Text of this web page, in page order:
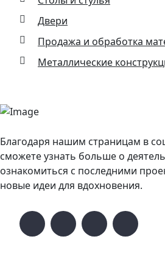
Двери
Продажа и обработка
Металлические
Благодаря нашим страницам в
сможете узнать больше о
ознакомиться с последними
новые идеи для вдохновения.